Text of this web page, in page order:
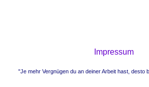
Impressum
"Je mehr Vergnügen du an deiner Arbeit hast, desto